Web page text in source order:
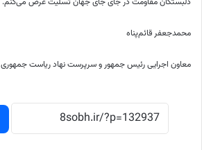
محمدجعفر قائم‌پناه
معاون اجرایی رئیس جمهور و سرپرست نهاد ریاست جمهوری